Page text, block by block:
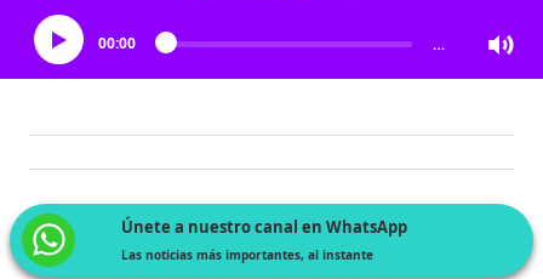
00:00 …
Únete a nuestro canal en WhatsApp
Las noticias más importantes, al instante